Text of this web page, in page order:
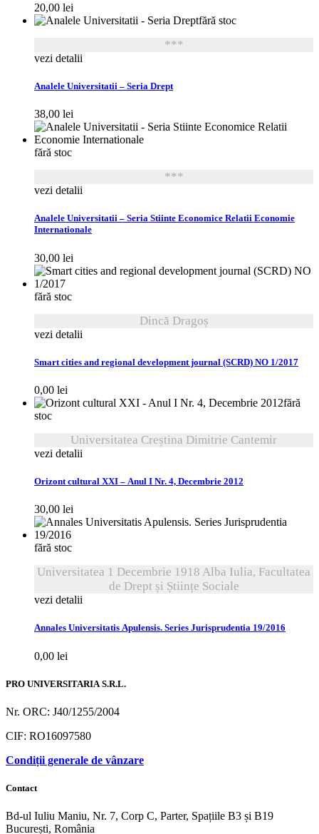
20,00 lei
fără stoc
***
vezi detalii
Analele Universitatii – Seria Drept
38,00 lei
fără stoc
***
vezi detalii
Analele Universitatii – Seria Stiinte Economice Relatii Economie
Internationale
30,00 lei
fără stoc
Dincă Dragoș
vezi detalii
Smart cities and regional development journal (SCRD) NO 1/2017
0,00 lei
fără
stoc
Universitatea Creștina Dimitrie Cantemir
vezi detalii
Orizont cultural XXI – Anul I Nr. 4, Decembrie 2012
30,00 lei
fără stoc
Universitatea 1 Decembrie 1918 Alba Iulia, Facultatea
de Drept și Științe Sociale
vezi detalii
Annales Universitatis Apulensis. Series Jurisprudentia 19/2016
0,00 lei
PRO UNIVERSITARIA S.R.L.
Nr. ORC: J40/1255/2004
CIF: RO16097580
Condiții generale de vânzare
Contact
Bd-ul Iuliu Maniu, Nr. 7, Corp C, Parter, Spațiile B3 și B19
București, România